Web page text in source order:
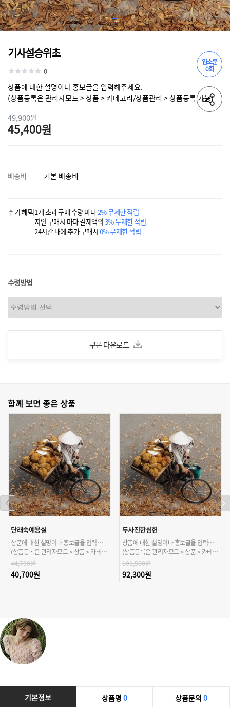
입소문
0회
기사설승위초
0
상품에 대한 설명이나 홍보글을 입력해주세요.
(상품등록은 관리자모드 > 상품 > 카테고리/상품관리 > 상품등록 가능)
49,900원
45,400원
배송비 기본 배송비
추가혜택1개 초과 구매 수량 마다2% 무제한 적립
지인 구매시 마다 결제액의3% 무제한 적립
24시간 내에 추가 구매시0% 무제한 적립
수령방법
쿠폰 다운로드
함께 보면 좋은 상품
단래숙예용실
상품에 대한 설명이나 홍보글을 입력해주세요.
(상품등록은 관리자모드 > 상품 > 카테고리/상품관리 > 상품등록 가능)
44,700원
40,700원
두사진한심헌
상품에 대한 설명이나 홍보글을 입력해주세요.
(상품등록은 관리자모드 > 상품 > 카테고리/상품관리 > 상품등록 가능)
101,500원
92,300원
기본정보 상품평 0 상품문의 0